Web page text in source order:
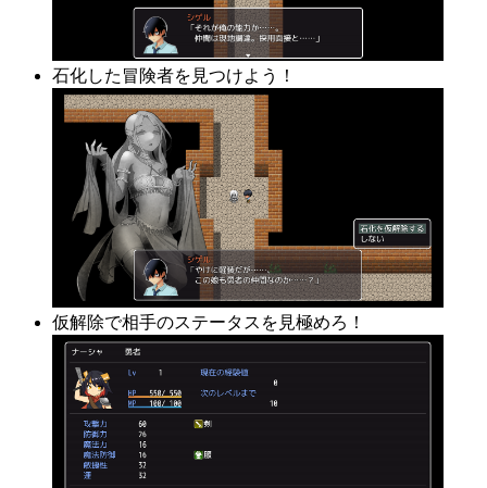
石化した冒険者を見つけよう！
仮解除で相手のステータスを見極めろ！